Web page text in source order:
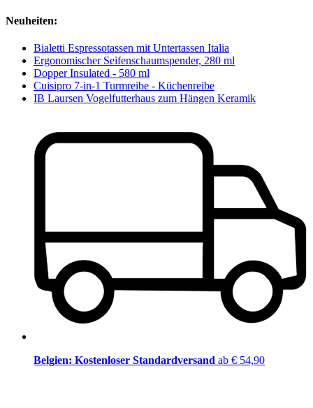
Neuheiten:
Bialetti Espressotassen mit Untertassen Italia
Ergonomischer Seifenschaumspender, 280 ml
Dopper Insulated - 580 ml
Cuisipro 7-in-1 Turmreibe - Küchenreibe
IB Laursen Vogelfutterhaus zum Hängen Keramik
Belgien: Kostenloser Standardversand ab € 54,90